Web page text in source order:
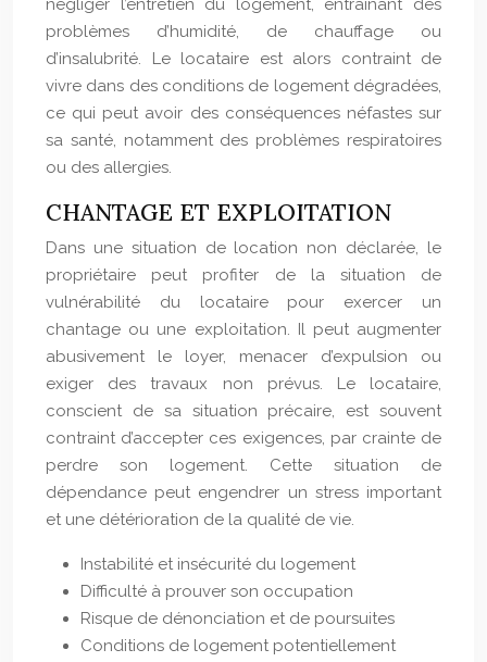
négliger l’entretien du logement, entraînant des
problèmes d’humidité, de chauffage ou
d’insalubrité. Le locataire est alors contraint de
vivre dans des conditions de logement dégradées,
ce qui peut avoir des conséquences néfastes sur
sa santé, notamment des problèmes respiratoires
ou des allergies.
CHANTAGE ET EXPLOITATION
Dans une situation de location non déclarée, le
propriétaire peut profiter de la situation de
vulnérabilité du locataire pour exercer un
chantage ou une exploitation. Il peut augmenter
abusivement le loyer, menacer d’expulsion ou
exiger des travaux non prévus. Le locataire,
conscient de sa situation précaire, est souvent
contraint d’accepter ces exigences, par crainte de
perdre son logement. Cette situation de
dépendance peut engendrer un stress important
et une détérioration de la qualité de vie.
Instabilité et insécurité du logement
Difficulté à prouver son occupation
Risque de dénonciation et de poursuites
Conditions de logement potentiellement